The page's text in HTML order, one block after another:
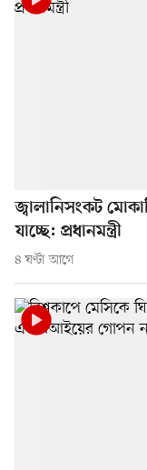
জ্বালানিসংকট
যাচ্ছে: প্রধানমন্ত্রী
৪ ঘণ্টা আগে